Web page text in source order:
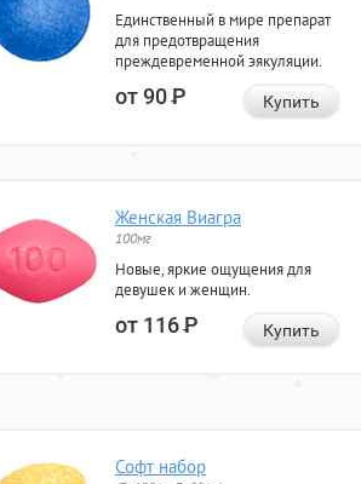
Единственный в мире препарат
для предотвращения
преждевременной эякуляции.
от 90Р Купить
Женская Виагра
100мг
Новые, яркие ощущения для
девушек и женщин.
от 116Р Купить
Софт набор